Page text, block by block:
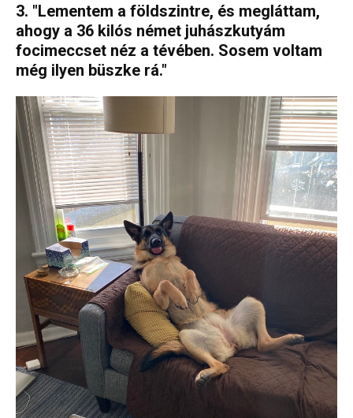
3. "Lementem a földszintre, és megláttam,
ahogy a 36 kilós német juhászkutyám
focimeccset néz a tévében. Sosem voltam
még ilyen büszke rá."